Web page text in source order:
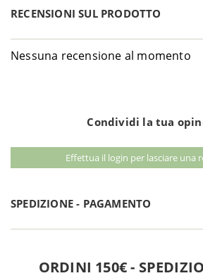
RECENSIONI SUL PRODOTTO
Nessuna recensione al momento
Condividi la tua
Effettua il login per lasciare una
SPEDIZIONE - PAGAMENTO
ORDINI 150€ -